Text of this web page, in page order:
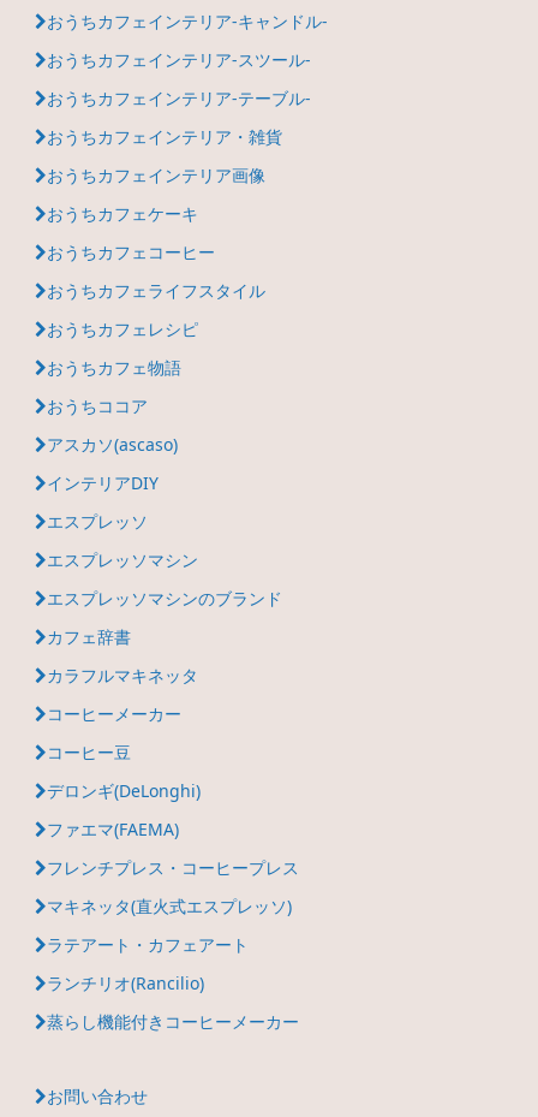
おうちカフェインテリア-キャンドル-
おうちカフェインテリア-スツール-
おうちカフェインテリア-テーブル-
おうちカフェインテリア・雑貨
おうちカフェインテリア画像
おうちカフェケーキ
おうちカフェコーヒー
おうちカフェライフスタイル
おうちカフェレシピ
おうちカフェ物語
おうちココア
アスカソ(ascaso)
インテリアDIY
エスプレッソ
エスプレッソマシン
エスプレッソマシンのブランド
カフェ辞書
カラフルマキネッタ
コーヒーメーカー
コーヒー豆
デロンギ(DeLonghi)
ファエマ(FAEMA)
フレンチプレス・コーヒープレス
マキネッタ(直火式エスプレッソ)
ラテアート・カフェアート
ランチリオ(Rancilio)
蒸らし機能付きコーヒーメーカー
お問い合わせ